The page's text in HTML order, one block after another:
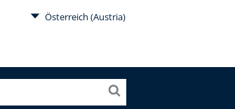
Österreich (Austria)